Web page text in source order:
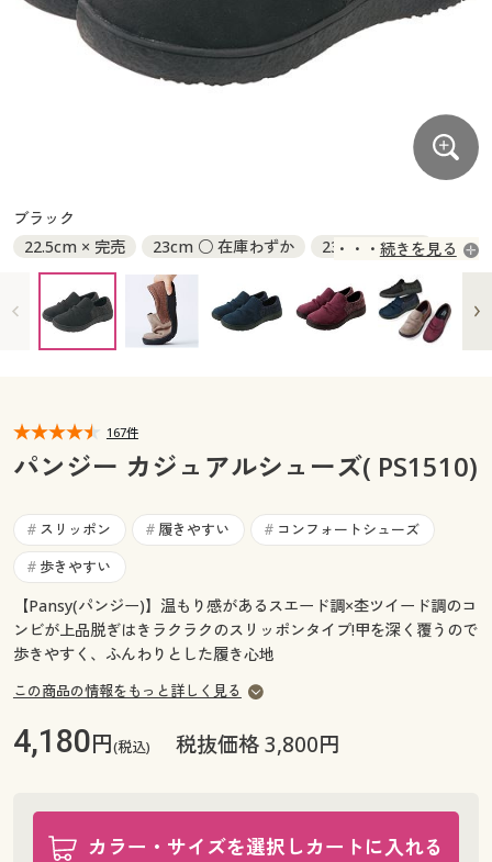
ジュニア・ティーンズ下着
大きいサイズ レディース服
大きいサイズ 事務・制服
バーゲンセール
詳細検索
カタログ・チラシからのご注文
デジタルカタログ
カタログ無料プレゼント
マイページ
お気に入り
サポート
よくある質問とお問い合わせ
大きいサイズ レディース下着
シークレットセール
商品カテゴリ一覧
カタログ無料プレゼント
会員メニュー
閲覧履歴
サポート
ご利用ガイド
よくある質問とお問い合わせ
ブラック
22.5cm × 完売
23cm ○ 在庫わずか
23.5cm × 完売
24cm ○ 在庫わずか
25cm × 完売
続きを見る
167件
パンジー カジュアルシューズ( PS1510)
# スリッポン # 履きやすい # コンフォートシューズ
# 歩きやすい
【Pansy(パンジー)】温もり感があるスエード調×杢ツイード調のコ
ンビが上品脱ぎはきラクラクのスリッポンタイプ!甲を深く覆うので
歩きやすく、ふんわりとした履き心地
この商品の情報をもっと詳しく見る
4,180円(税込) 税抜価格 3,800円
カラー・サイズを選択しカートに入れる